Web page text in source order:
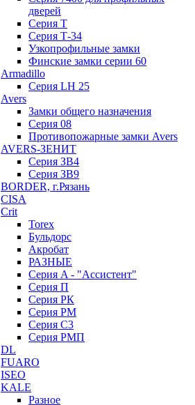
дверей
Серия Т
Серия Т-34
Узкопрофильные замки
Финские замки серии 60
Armadillo
Серия LH 25
Avers
Замки общего назначения
Серия 08
Противопожарные замки Avers
AVERS-ЗЕНИТ
Серия ЗВ4
Серия ЗВ9
BORDER, г.Рязань
CISA
Crit
Torex
Бульдорс
Акробат
РАЗНЫЕ
Серия A - "Ассистент"
Серия П
Серия РК
Серия РМ
Серия С3
Серия РМП
DL
FUARO
ISEO
KALE
Разное